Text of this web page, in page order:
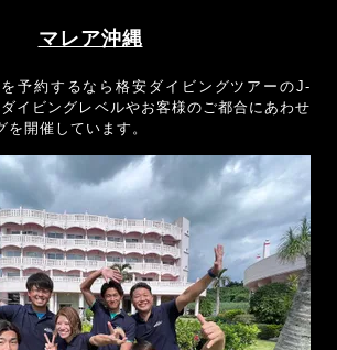
マレア沖縄
予約するなら格安ダイビングツアーのJ-
イビングレベルやお客様のご都合にあわせ
開催しています。